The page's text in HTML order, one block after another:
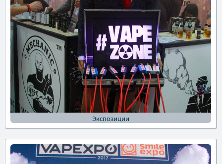
Экспозиции